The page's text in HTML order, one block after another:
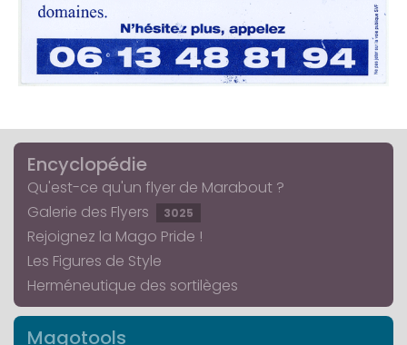
Encyclopédie
Qu'est-ce qu'un flyer de Marabout ?
Galerie des Flyers
3025
Rejoignez la Mago Pride !
Les Figures de Style
Herméneutique des sortilèges
Magotools